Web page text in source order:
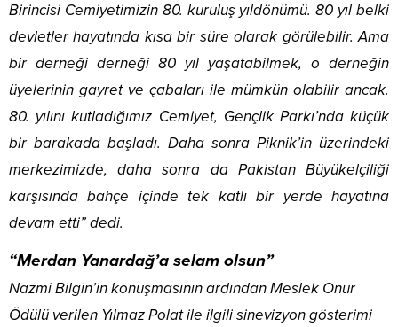
Birincisi Cemiyetimizin 80. kuruluş yıldönümü. 80 yıl belki
devletler hayatında kısa bir süre olarak görülebilir. Ama
bir derneği derneği 80 yıl yaşatabilmek, o derneğin
üyelerinin gayret ve çabaları ile mümkün olabilir ancak.
80. yılını kutladığımız Cemiyet, Gençlik Parkı’nda küçük
bir barakada başladı. Daha sonra Piknik’in üzerindeki
merkezimizde, daha sonra da Pakistan Büyükelçiliği
karşısında bahçe içinde tek katlı bir yerde hayatına
devam etti” dedi.
“Merdan Yanardağ’a selam olsun”
Nazmi Bilgin’in konuşmasının ardından Meslek Onur
Ödülü verilen Yılmaz Polat ile ilgili sinevizyon gösterimi